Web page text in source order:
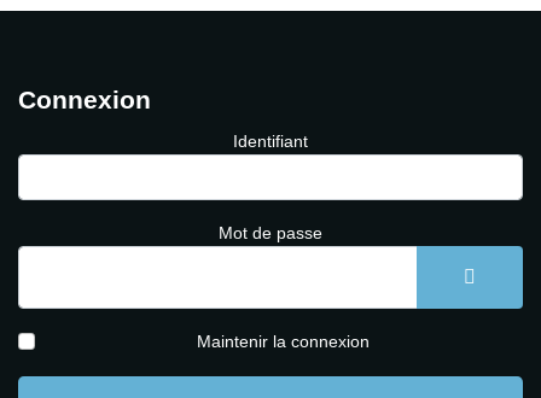
Connexion
Identifiant
Mot de passe
Maintenir la connexion